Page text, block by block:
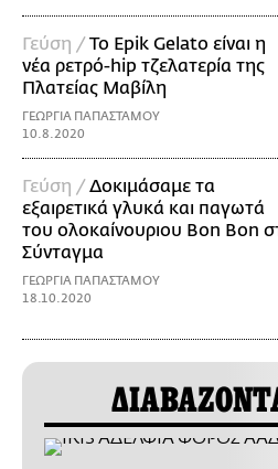
Γεύση /Το Epik Gelato είναι η
νέα ρετρό-hip τζελατερία της
Πλατείας Μαβίλη
ΓΕΩΡΓΙΑ ΠΑΠΑΣΤΑΜΟΥ
10.8.2020
Γεύση /Δοκιμάσαμε τα
εξαιρετικά γλυκά και παγωτά
του ολοκαίνουριου Bon Bon
Σύνταγμα
ΓΕΩΡΓΙΑ ΠΑΠΑΣΤΑΜΟΥ
18.10.2020